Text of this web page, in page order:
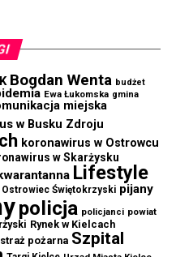
Bogdan Wenta budżet
Ewa Łukomska gmina
miejska
w Busku Zdroju
koronawirus w Ostrowcu
w Skarżysku
Lifestyle
Ostrowiec Świętokrzyski pijany
policja policjanci powiat
Rynek w Kielcach
straż pożarna Szpital